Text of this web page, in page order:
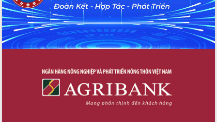
Đoàn đại biểu Quốc hội tỉnh Đắk Lắk
trao đổi thông tin trước Kỳ họp thứ
nhất, Quốc hội khóa XVI
Quyết liệt cải cách hành chính, khơi
thông nguồn lực phát triển
tỉnh thông qua hiện đại hóa hành chính
Xã Ea Phê gắn cải cách hành chính với
Phó Chủ tịch Thường trực UBND tỉnh